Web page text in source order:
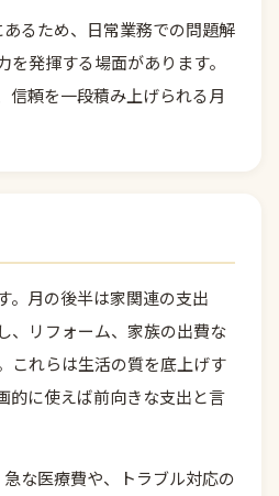
るため、日常業務での問題解
発揮する場面があります。
信頼を一段積み上げられる月
。月の後半は家関連の支出
、リフォーム、家族の出費な
これらは生活の質を底上げす
的に使えば前向きな支出と言
な医療費や、トラブル対応の